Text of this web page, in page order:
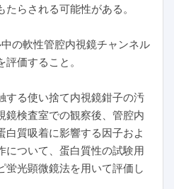
らされる可能性がある。
の軟性管腔内視鏡チャンネル
価すること。
する使い捨て内視鏡鉗子の汚
鏡検査室での観察後、管腔内
白質吸着に影響する因子およ
について、蛋白質性の試験用
蛍光顕微鏡法を用いて評価し